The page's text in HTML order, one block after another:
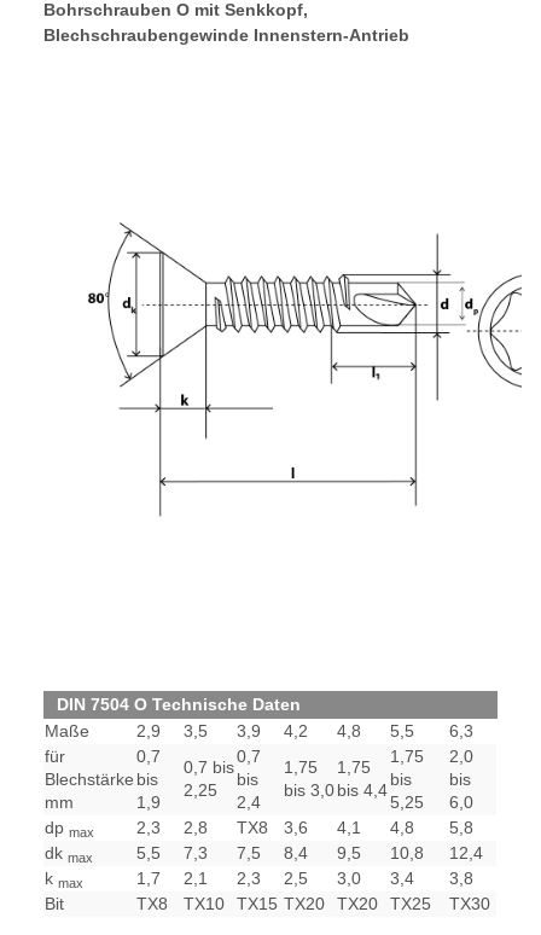
Bohrschrauben O mit Senkkopf,
Blechschraubengewinde Innenstern-Antrieb
DIN 7504 O Technische Daten
Maße
2,9 3,5 3,9 4,2 4,8 5,5
6,3
für
Blechstärke
mm
0,7
bis
1,9
0,7 bis
2,25
0,7
bis
2,4
1,75
bis 3,0
1,75
bis 4,4
1,75
bis
5,25
2,0
bis
6,0
dp max 2,3 2,8 TX8 3,6 4,1 4,8
5,8
dk max 5,5 7,3 7,5 8,4 9,5 10,8
12,4
k max 1,7 2,1 2,3 2,5 3,0 3,4
3,8
Bit
TX8 TX10 TX15 TX20 TX20 TX25 TX30